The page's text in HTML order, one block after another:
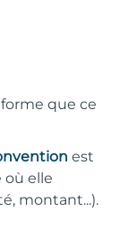
que ce
est
où elle
montant...).